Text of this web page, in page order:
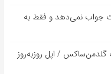
جواب نمی‌دهد و فقط به
/ اپل روزبه‌روز